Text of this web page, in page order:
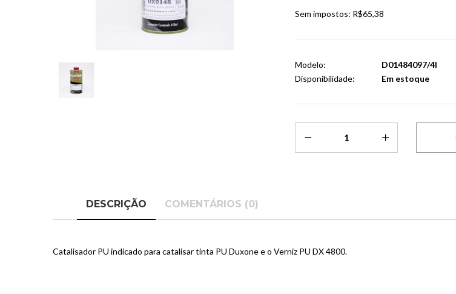
Sem impostos: R$65,38
Modelo:
D01484097/4I
Disponibilidade:
Em estoque
DESCRIÇÃO COMENTÁRIOS (0)
Catalisador PU indicado para catalisar tinta PU Duxone e o Verniz PU DX 4800.